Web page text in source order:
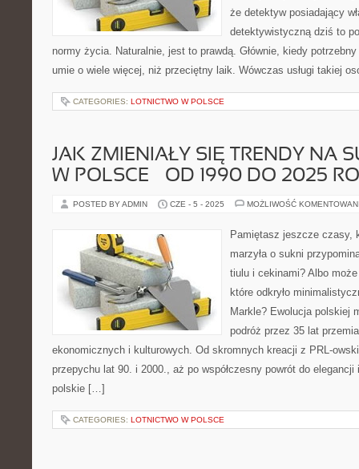
że detektyw posiadający
detektywistyczną dziś to
normy życia. Naturalnie, jest to prawdą. Głównie, kiedy
umie o wiele więcej, niż przeciętny laik. Wówczas usługi takiej
CATEGORIES: LOTNICTWO W POLSCE
JAK ZMIENIAŁY SIĘ TRENDY NA
W POLSCE – OD 1990 DO 2025
POSTED BY ADMIN CZE - 5 - 2025 MOŻLIWOŚĆ
Pamiętasz jeszcze czasy,
marzyła o sukni
tiulu i cekinami? Albo
które odkryło
Markle? Ewolucja polskiej
podróż przez 35 lat
ekonomicznych i kulturowych. Od skromnych kreacji z PRL-
przepychu lat 90. i 2000., aż po współczesny powrót do elegancji
polskie […]
CATEGORIES: LOTNICTWO W POLSCE